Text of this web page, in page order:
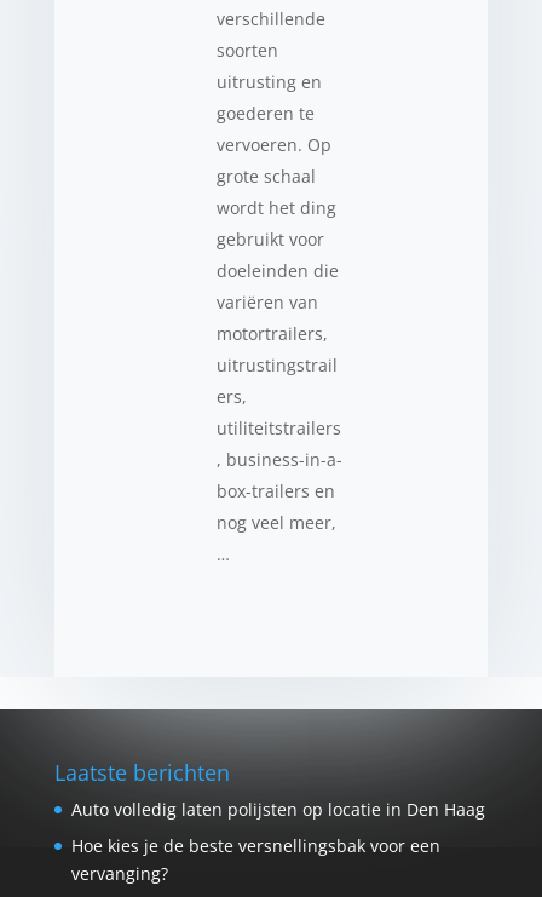
verschillende
soorten
uitrusting en
goederen te
vervoeren. Op
grote schaal
wordt het ding
gebruikt voor
doeleinden die
variëren van
motortrailers,
uitrustingstrail
ers,
utiliteitstrailers
, business-in-a-
box-trailers en
nog veel meer,
…
Laatste berichten
Auto volledig laten polijsten op locatie in Den Haag
Hoe kies je de beste versnellingsbak voor een
vervanging?